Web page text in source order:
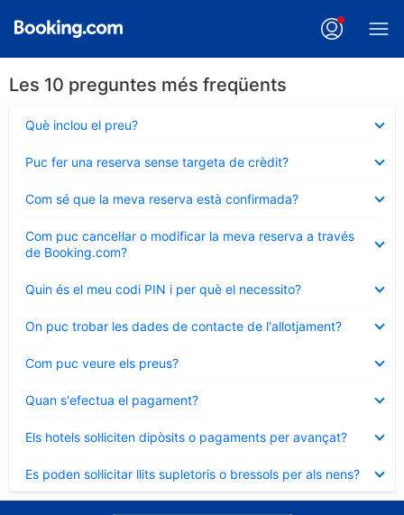
Les 10 preguntes més freqüents
Què inclou el preu?
tancat
Puc fer una reserva sense targeta de crèdit?
tancat
Com sé que la meva reserva està confirmada?
tancat
Com puc cancel·lar o modificar la meva reserva a través
de Booking.com?
tancat
Quin és el meu codi PIN i per què el necessito?
tancat
On puc trobar les dades de contacte de l'allotjament?
tancat
Com puc veure els preus?
tancat
Quan s'efectua el pagament?
tancat
Els hotels sol·liciten dipòsits o pagaments per avançat?
tancat
Es poden sol·licitar llits supletoris o bressols per als nens?
tancat